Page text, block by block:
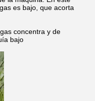
es bajo, que acorta
concentra y de
bajo